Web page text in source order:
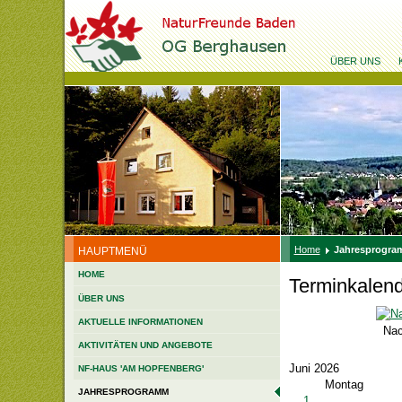
ÜBER UNS
HAUPTMENÜ
HOME
ÜBER UNS
AKTUELLE INFORMATIONEN
AKTIVITÄTEN UND ANGEBOTE
NF-HAUS 'AM HOPFENBERG'
JAHRESPROGRAMM
Home
Juni 2026
Montag